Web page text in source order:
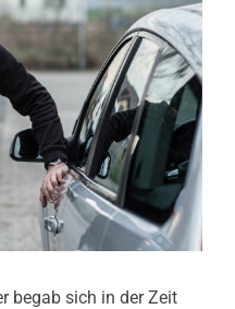
begab sich in der Zeit